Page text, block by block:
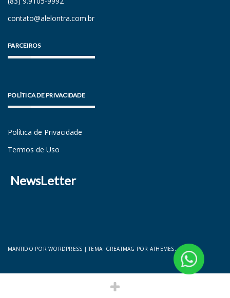
contato@alelontra.com.br
PARCEIROS
POLÍTICA DE PRIVACIDADE
Política de Privacidade
Termos de Uso
NewsLetter
MANTIDO POR WORDPRESS |TEMA: GREATMAG POR ATHEMES.